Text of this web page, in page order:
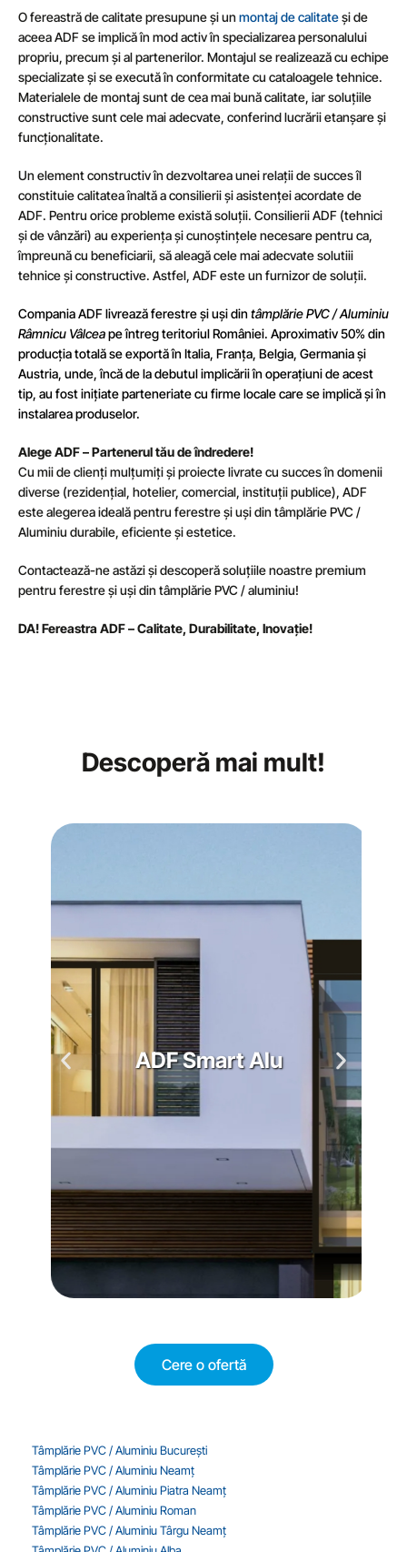
O fereastră de calitate presupune și un montaj de calitateși de
aceea ADF se implică în mod activ în specializarea personalului
propriu, precum și al partenerilor. Montajul se realizează cu echipe
specializate și se execută în conformitate cu cataloagele tehnice.
Materialele de montaj sunt de cea mai bună calitate, iar soluțiile
constructive sunt cele mai adecvate, conferind lucrării etanșare și
funcționalitate.
Un element constructiv în dezvoltarea unei relații de succes îl
constituie calitatea înaltă a consilierii și asistenței acordate de
ADF. Pentru orice probleme există soluții. Consilierii ADF (tehnici
și de vânzări) au experiența și cunoștințele necesare pentru ca,
împreună cu beneficiarii, să aleagă cele mai adecvate solutiii
tehnice și constructive. Astfel, ADF este un furnizor de soluții.
Compania ADF livrează ferestre și uși din tâmplărie PVC / Aluminiu
Râmnicu Vâlceape întreg teritoriul României. Aproximativ 50% din
producția totală se exportă în Italia, Franța, Belgia, Germania și
Austria, unde, încă de la debutul implicării în operațiuni de acest
tip, au fost inițiate parteneriate cu firme locale care se implică și în
instalarea produselor.
Alege ADF – Partenerul tău de îndredere!
Cu mii de clienți mulțumiți și proiecte livrate cu succes în domenii
diverse (rezidențial, hotelier, comercial, instituții publice), ADF
este alegerea ideală pentru ferestre și uși din tâmplărie PVC /
Aluminiu durabile, eficiente și estetice.
Contactează-ne astăzi și descoperă soluțiile noastre premium
pentru ferestre și uși din tâmplărie PVC / aluminiu!
DA! Fereastra ADF – Calitate, Durabilitate, Inovație!
Descoperă mai mult!
ADF Smart Alu
Cere o ofertă
Tâmplărie PVC / Aluminiu București
Tâmplărie PVC / Aluminiu Neamț
Tâmplărie PVC / Aluminiu Piatra Neamț
Tâmplărie PVC / Aluminiu Roman
Tâmplărie PVC / Aluminiu Târgu Neamț